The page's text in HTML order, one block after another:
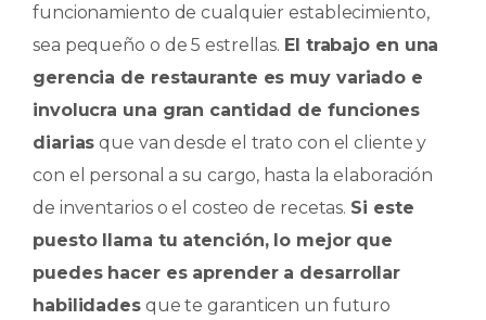
funcionamiento de cualquier establecimiento,
sea pequeño o de 5 estrellas. El trabajo en una
gerencia de restaurante es muy variado e
involucra una gran cantidad de funciones
diarias que van desde el trato con el cliente y
con el personal a su cargo, hasta la elaboración
de inventarios o el costeo de recetas. Si este
puesto llama tu atención, lo mejor que
puedes hacer es aprender a desarrollar
habilidadesque te garanticen un futuro